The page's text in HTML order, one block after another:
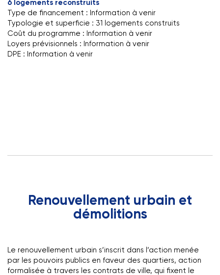
6 logements reconstruits
Type de financement : Information à venir
Typologie et superficie : 31 logements construits
Coût du programme : Information à venir
Loyers prévisionnels : Information à venir
DPE : Information à venir
Renouvellement urbain et
démolitions
Le renouvellement urbain s’inscrit dans l’action menée
par les pouvoirs publics en faveur des quartiers, action
formalisée à travers les contrats de ville, qui fixent le